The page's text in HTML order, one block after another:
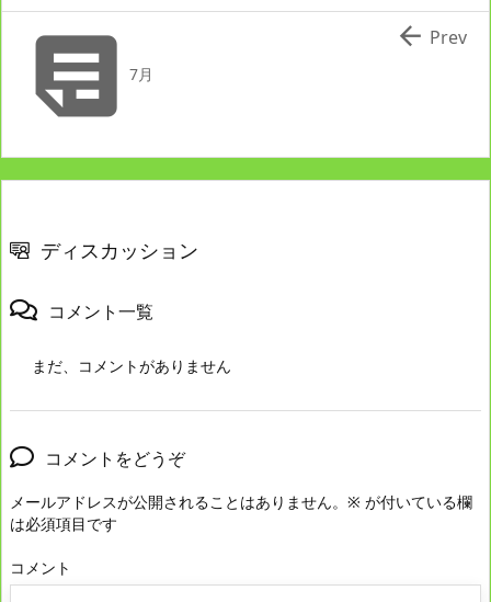
7月
 Prev
ディスカッション
コメント一覧
まだ、コメントがありません
コメントをどうぞ
メールアドレスが公開されることはありません。 ※ が付いている欄
は必須項目です
コメント